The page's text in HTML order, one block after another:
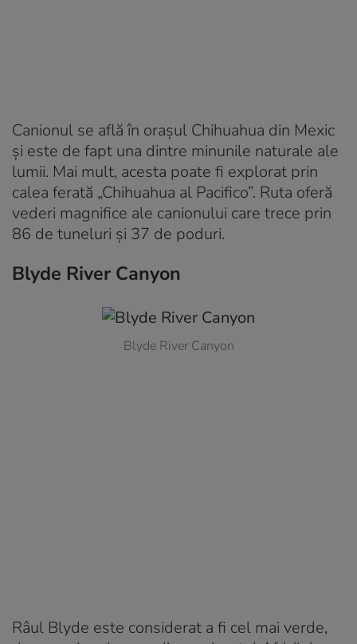
Canionul se află în orașul Chihuahua din Mexic
și este de fapt una dintre minunile naturale ale
lumii. Mai mult, acesta poate fi explorat prin
calea ferată „Chihuahua al Pacifico”. Ruta oferă
vederi magnifice ale canionului care trece prin
86 de tuneluri și 37 de poduri.
Blyde River Canyon
Blyde River Canyon
Râul Blyde este considerat a fi cel mai verde,